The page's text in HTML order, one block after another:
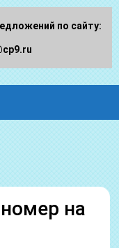
на
по сайту: